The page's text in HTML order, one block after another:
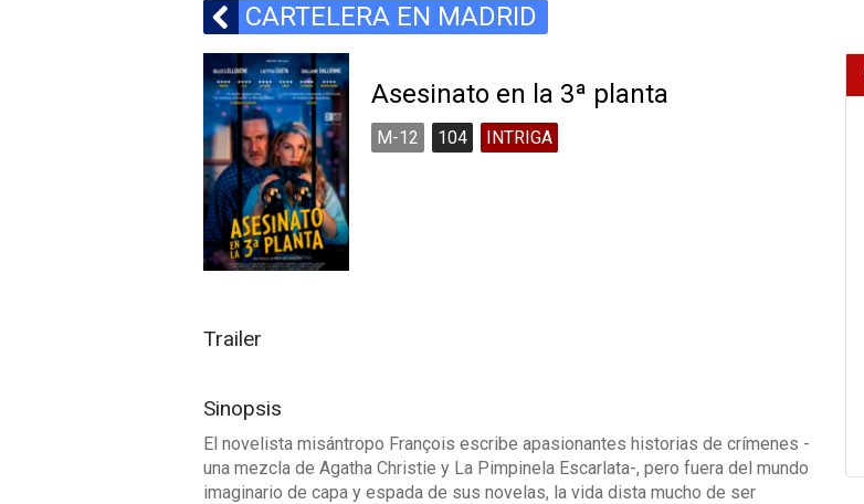
CARTELERA EN MADRID
Asesinato en la 3ª planta
M-12 104 INTRIGA
Trailer
Sinopsis
El novelista misántropo François escribe apasionantes historias de crímenes -
una mezcla de Agatha Christie y La Pimpinela Escarlata-, pero fuera del mundo
imaginario de capa y espada de sus novelas, la vida dista mucho de ser